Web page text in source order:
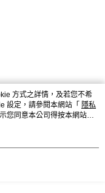
方式之詳情，及若您不希
設定，請參閱本網站「 隱私
您同意本公司得按本網站使